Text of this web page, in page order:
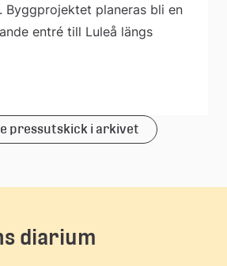
Byggprojektet planeras bli en
entré till Luleå längs
pressutskick i arkivet
diarium